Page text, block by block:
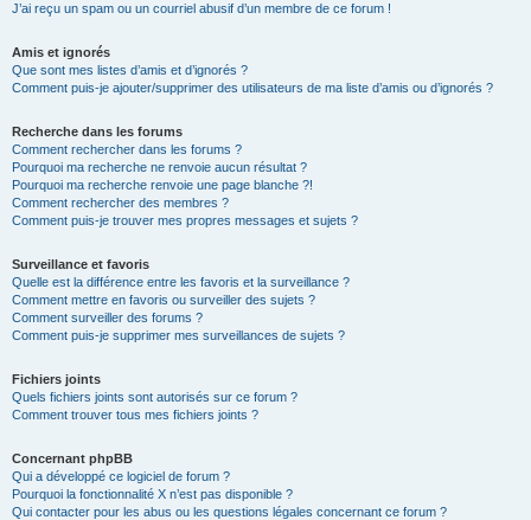
J’ai reçu un spam ou un courriel abusif d’un membre de ce forum !
Amis et ignorés
Que sont mes listes d’amis et d’ignorés ?
Comment puis-je ajouter/supprimer des utilisateurs de ma liste d’amis ou d’ignorés ?
Recherche dans les forums
Comment rechercher dans les forums ?
Pourquoi ma recherche ne renvoie aucun résultat ?
Pourquoi ma recherche renvoie une page blanche ?!
Comment rechercher des membres ?
Comment puis-je trouver mes propres messages et sujets ?
Surveillance et favoris
Quelle est la différence entre les favoris et la surveillance ?
Comment mettre en favoris ou surveiller des sujets ?
Comment surveiller des forums ?
Comment puis-je supprimer mes surveillances de sujets ?
Fichiers joints
Quels fichiers joints sont autorisés sur ce forum ?
Comment trouver tous mes fichiers joints ?
Concernant phpBB
Qui a développé ce logiciel de forum ?
Pourquoi la fonctionnalité X n’est pas disponible ?
Qui contacter pour les abus ou les questions légales concernant ce forum ?